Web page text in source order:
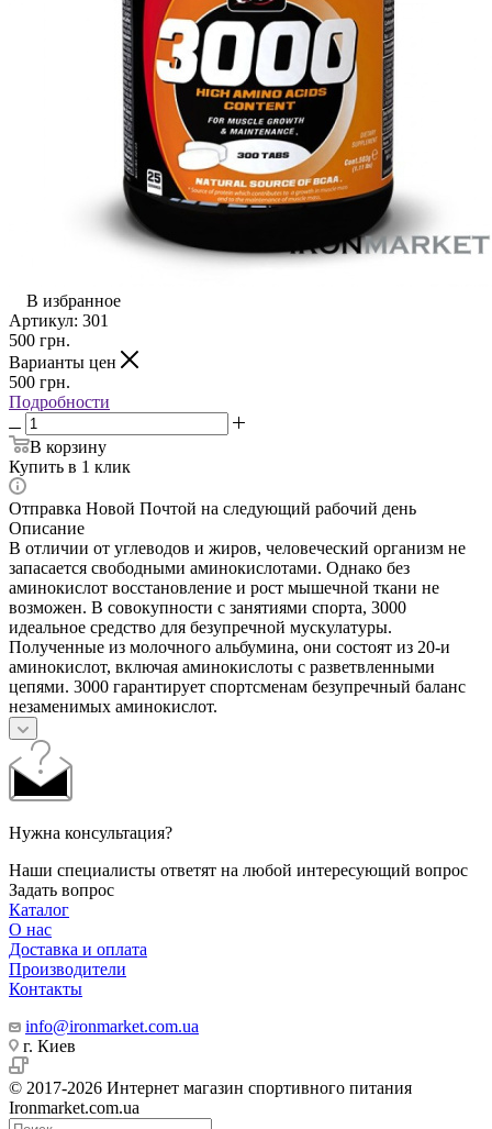
В избранное
Артикул: 301
500 грн.
Варианты цен
500 грн.
Подробности
В корзину
Купить в 1 клик
Отправка Новой Почтой на следующий рабочий день
Описание
В отличии от углеводов и жиров, человеческий организм не
запасается свободными аминокислотами. Однако без
аминокислот восстановление и рост мышечной ткани не
возможен. В совокупности с занятиями спорта, 3000
идеальное средство для безупречной мускулатуры.
Полученные из молочного альбумина, они состоят из 20-и
аминокислот, включая аминокислоты с разветвленными
цепями. 3000 гарантирует спортсменам безупречный баланс
незаменимых аминокислот.
Нужна консультация?
Наши специалисты ответят на любой интересующий вопрос
Задать вопрос
Каталог
О нас
Доставка и оплата
Производители
Контакты
info@ironmarket.com.ua
г. Киев
© 2017-2026 Интернет магазин спортивного питания
Ironmarket.com.ua